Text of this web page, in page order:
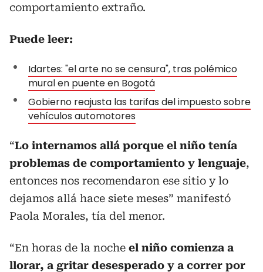
comportamiento extraño.
Puede leer:
Idartes: "el arte no se censura", tras polémico
mural en puente en Bogotá
Gobierno reajusta las tarifas del impuesto sobre
vehículos automotores
“Lo internamos allá porque el niño tenía
problemas de comportamiento y lenguaje,
entonces nos recomendaron ese sitio y lo
dejamos allá hace siete meses” manifestó
Paola Morales, tía del menor.
“En horas de la noche el niño comienza a
llorar, a gritar desesperado y a correr por